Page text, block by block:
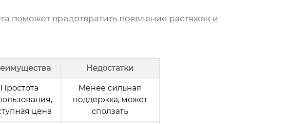
поможет предотвратить появление растяжек и
Недостатки
Простота
цена
Менее сильная
поддержка, может
сползать